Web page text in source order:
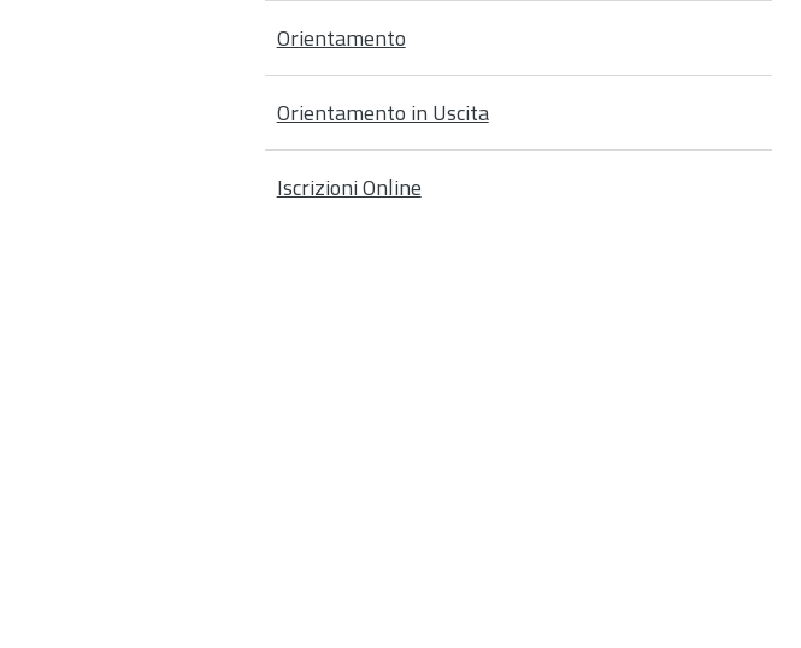
Orientamento
Orientamento in Uscita
Iscrizioni Online